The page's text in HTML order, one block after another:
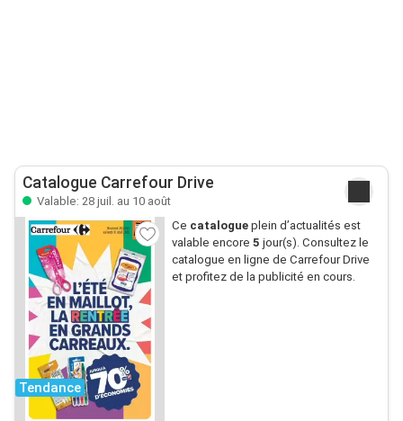
Catalogue Carrefour Drive
Valable: 28 juil. au 10 août
Tendance
Ce catalogueplein d’actualités est
valable encore 5 jour(s). Consultez le
catalogue en ligne de Carrefour Drive
et profitez de la publicité en cours.